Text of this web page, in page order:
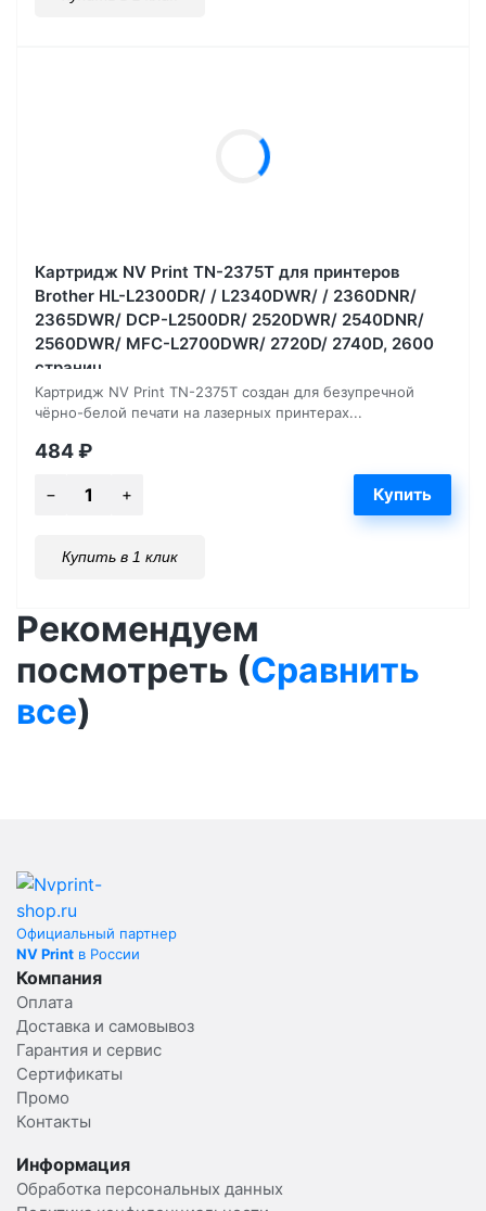
Картридж NV Print TN-2375T для принтеров
Brother HL-L2300DR/ / L2340DWR/ / 2360DNR/
2365DWR/ DCP-L2500DR/ 2520DWR/ 2540DNR/
2560DWR/ MFC-L2700DWR/ 2720D/ 2740D, 2600
страниц
Картридж NV Print TN-2375T создан для безупречной
чёрно-белой печати на лазерных принтерах...
484₽
Купить в 1 клик
Рекомендуем
посмотреть (Сравнить
все)
Официальный партнер
NV Print в России
Компания
Оплата
Доставка и самовывоз
Гарантия и сервис
Сертификаты
Промо
Контакты
Информация
Обработка персональных данных